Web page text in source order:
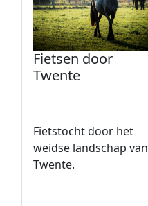
Fietsen door
Twente
Fietstocht door het
weidse landschap van
Twente.